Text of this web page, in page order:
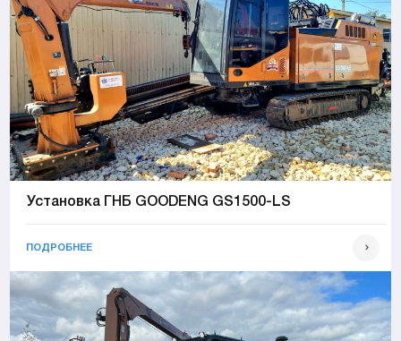
Установка ГНБ GOODENG GS1500-LS
ПОДРОБНЕЕ